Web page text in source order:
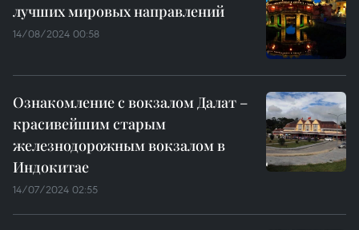
лучших мировых направлений
14/08/2024 00:58
Ознакомление с вокзалом Далат –
красивейшим старым
железнодорожным вокзалом в
Индокитае
14/07/2024 02:55